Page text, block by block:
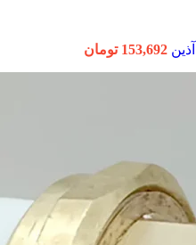
153,692 تومان